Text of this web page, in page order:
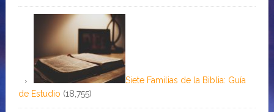
Siete Familias de la Biblia: Guía
de Estudio (18,755)